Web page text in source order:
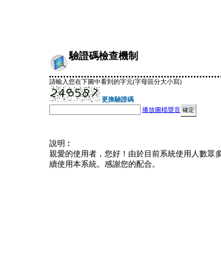
驗證碼檢查機制
請輸入您在下圖中看到的字元(字母區分大小寫)
更換驗證碼
播放圖檔聲音
說明︰
親愛的使用者，您好！由於目前系統使用人數眾
續使用本系統。感謝您的配合。